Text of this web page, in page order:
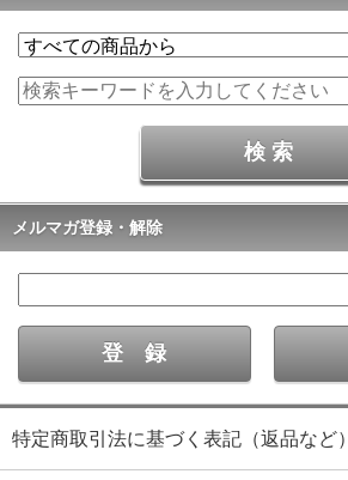
メルマガ登録・解除
特定商取引法に基づく表記（返品など）